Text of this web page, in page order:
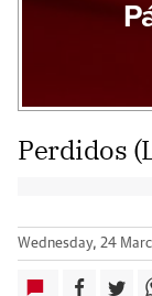
Perdidos
Wednesday, 24